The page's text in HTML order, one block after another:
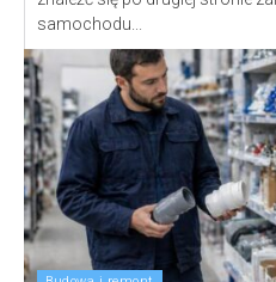
samochodu...